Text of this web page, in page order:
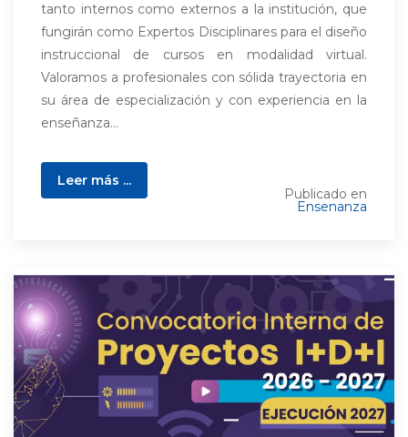
tanto internos como externos a la institución, que
fungirán como Expertos Disciplinares para el diseño
instruccional de cursos en modalidad virtual.
Valoramos a profesionales con sólida trayectoria en
su área de especialización y con experiencia en la
enseñanza...
Leer más ...
Publicado en
Ensenanza